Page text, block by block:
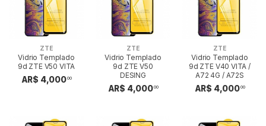
ZTE
Vidrio Templado
9d ZTE V50 VITA
AR$ 4,00000
ZTE
Vidrio Templado
9d ZTE V50
DESING
AR$ 4,00000
ZTE
Vidrio Templado
9d ZTE V40 VITA /
A72 4G / A72S
AR$ 4,00000